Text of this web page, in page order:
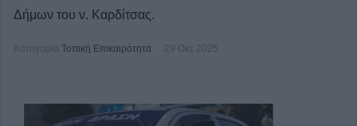
Δήμων του ν. Καρδίτσας.
Κατηγορία Τοπική Επικαιρότητα 29 Οκτ 2025